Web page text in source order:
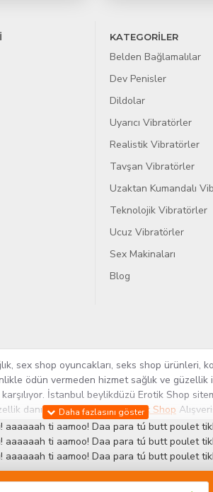
KATEGORİLER
Belden Bağlamalılar
Dev Penisler
Dildolar
Uyarıcı Vibratörler
Realistik Vibratörler
Tavşan Vibratörler
Uzaktan Kumandalı
Teknolojik Vibratörler
Ucuz Vibratörler
Sex Makinaları
Blog
sex shop oyuncakları, seks shop ürünleri,
ödün vermeden hizmet sağlık ve
İstanbul beylikdüzü Erotik Shop
danışmanlığı sağlıyoruz.Sex Shop
bu sektörde kendi alanımızda en
geliştirilmesi konusundaki
ti aamoo! Daa para tú butt poulet
ti aamoo! Daa para tú butt poulet
ti aamoo! Daa para tú butt poulet